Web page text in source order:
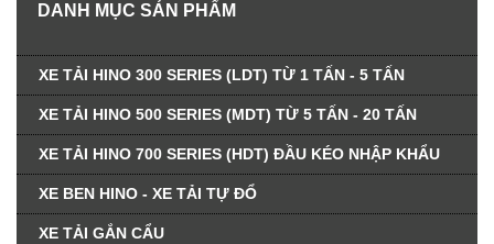
DANH MỤC SẢN PHẨM
XE TẢI HINO 300 SERIES (LDT) TỪ 1 TẤN - 5 TẤN
XE TẢI HINO 500 SERIES (MDT) TỪ 5 TẤN - 20 TẤN
XE TẢI HINO 700 SERIES (HDT) ĐẦU KÉO NHẬP KHẨU
XE BEN HINO - XE TẢI TỰ ĐỔ
XE TẢI GẮN CẨU